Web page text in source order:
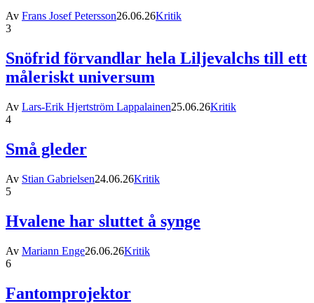
Av Frans Josef Petersson26.06.26Kritik
3
Snöfrid förvandlar hela Liljevalchs till ett
måleriskt universum
Av Lars-Erik Hjertström Lappalainen25.06.26Kritik
4
Små gleder
Av Stian Gabrielsen24.06.26Kritik
5
Hvalene har sluttet å synge
Av Mariann Enge26.06.26Kritik
6
Fantomprojektor